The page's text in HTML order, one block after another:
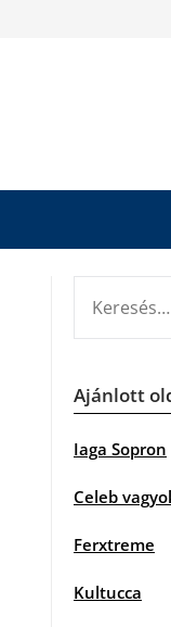
Ajánlott
Iaga Sopron
Celeb
Ferxtreme
Kultucca